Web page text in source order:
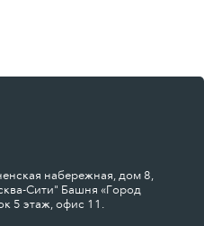
набережная, дом 8,
Сити" Башня «Город
5 этаж, офис 11.